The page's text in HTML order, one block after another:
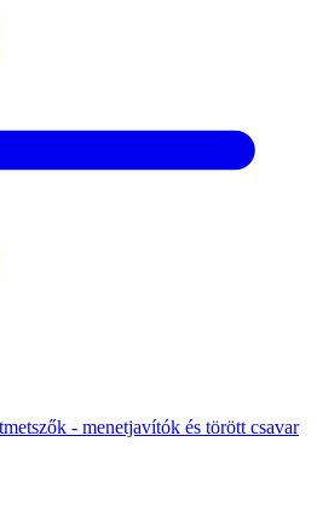
- menetjavítók és törött csavar